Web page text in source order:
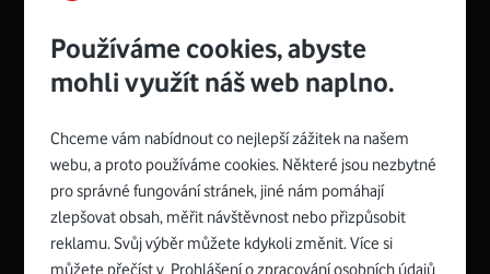
Zyxel VMG8623-T50B:
Rozměry modemu jsou 16 x 22 x 7,5 cm (včetně stojánku)
a nabízí 4 gigabitové LAN porty a bezdrátové připojení Wi-
Spojte se s Vodafonem
Používáme cookies, abyste
mohli využít náš web naplno.
Chceme vám nabídnout co nejlepší zážitek na našem
webu, a proto používáme cookies. Některé jsou nezbytné
pro správné fungování stránek, jiné nám pomáhají
zlepšovat obsah, měřit návštěvnost nebo přizpůsobit
reklamu. Svůj výběr můžete kdykoli změnit. Více si
můžete přečíst v Prohlášení o zpracování osobních údajů